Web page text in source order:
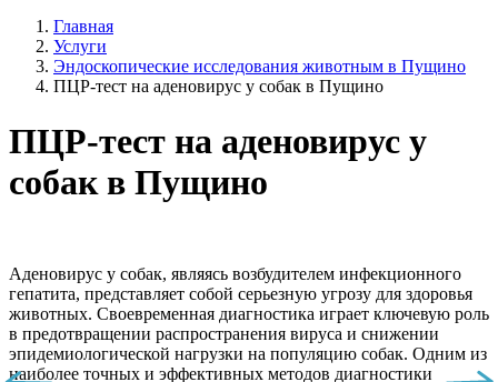
Главная
Услуги
Эндоскопические исследования животным в Пущино
ПЦР-тест на аденовирус у собак в Пущино
ПЦР-тест на аденовирус у
собак в Пущино
Аденовирус у собак, являясь возбудителем инфекционного
гепатита, представляет собой серьезную угрозу для здоровья
животных. Своевременная диагностика играет ключевую роль
в предотвращении распространения вируса и снижении
эпидемиологической нагрузки на популяцию собак. Одним из
наиболее точных и эффективных методов диагностики